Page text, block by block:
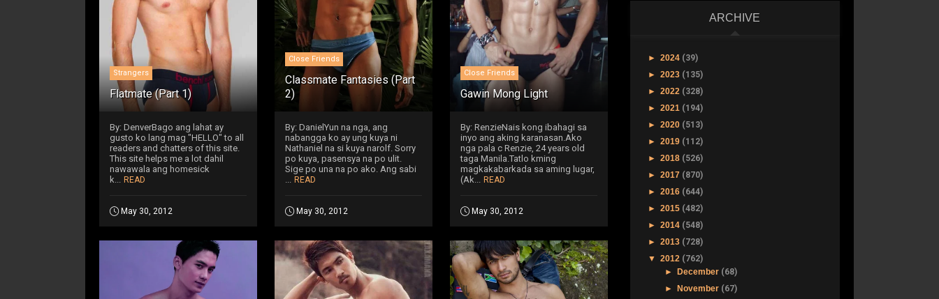
Strangers
Flatmate (Part 1)
By: DenverBago ang lahat ay
gusto ko lang mag "HELLO" to all
readers and chatters of this site.
This site helps me a lot dahil
nawawala ang homesick
k... READ
May 30, 2012
Close Friends
Classmate Fantasies (Part
2)
By: DanielYun na nga, ang
nabangga ko ay ung kuya ni
Nathaniel na si kuya narolf. Sorry
po kuya, pasensya na po ulit.
Sige po una na po ako. Ang sabi
... READ
May 30, 2012
Close Friends
Gawin Mong Light
By: RenzieNais kong ibahagi sa
inyo ang aking karanasan.Ako
nga pala c Renzie, 24 years old
taga Manila.Tatlo kming
magkakabarkada sa aming lugar,
(Ak... READ
May 30, 2012
ARCHIVE
► 2024 (39)
► 2023 (135)
► 2022 (328)
► 2021 (194)
► 2020 (513)
► 2019 (112)
► 2018 (526)
► 2017 (870)
► 2016 (644)
► 2015 (482)
► 2014 (548)
► 2013 (728)
▼ 2012 (762)
► December (68)
► November (67)